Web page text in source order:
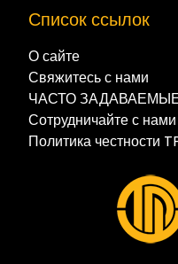
Список ссылок
О сайте
Свяжитесь с нами
ЧАСТО
Сотрудничайте с нами
Политика честности